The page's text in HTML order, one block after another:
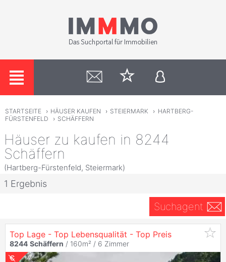
STARTSEITE › HÄUSER KAUFEN › STEIERMARK › HARTBERG-
FÜRSTENFELD
› SCHÄFFERN
Häuser zu kaufen in 8244
Schäffern
(Hartberg-Fürstenfeld, Steiermark)
1 Ergebnis
Suchagent
Top Lage - Top Lebensqualität - Top Preis
8244 Schäffern / 160m² / 6 Zimmer